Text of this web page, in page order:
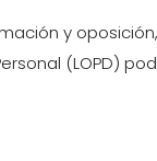
y
(LOPD)